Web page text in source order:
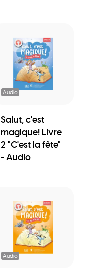
Audio
Salut, c'est
magique! Livre
2 "C'est la fête"
- Audio
Audio